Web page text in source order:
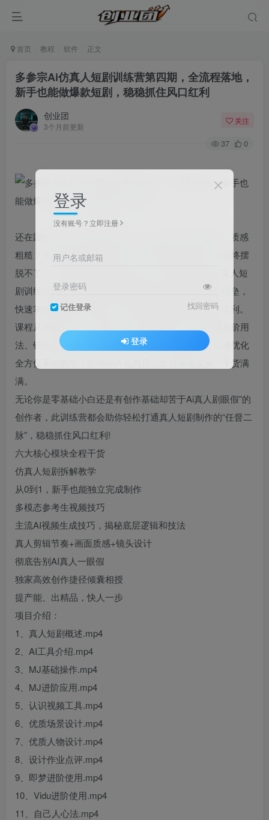
首页 教程 软件 正文
多参宗Ai仿真人短剧训练营第四期，全流程落地，
新手也能做爆款短剧，稳稳抓住风口红利
创业团
3个月前更新
关注
37 0
还在困扰AI真人短剧人物僵硬、眼神违和、画面虚假、质感
粗糙？无论你是纯零基础小白，还是有创作基础，却始终摆
脱不了「AI真人眼假」的创作痛点；这套多参宗AI仿真人短
剧训练营第四期，帮你彻底打通AI真人短剧制作核心壁垒，
快速掌握全流程创作技法，稳稳抓住AI短剧时代风口红利。
课程从理论认知、工具拆解、人物场景设计，到蒙版高阶用
法、镜头景别、配音音效、剪辑包装、爆款拉片、质感优化
全方位系统教学，拒绝碎片化内容，全程落地实操、干货满
满。
无论你是零基础小白还是有创作基础却苦于Ai真人剧眼假”的
创作者，此训练营都会助你轻松打通真人短剧制作的“任督二
脉”，稳稳抓住风口红利!
六大核心模块全程干货
仿真人短剧拆解教学
从0到1，新手也能独立完成制作
多模态参考生视频技巧
主流AI视频生成技巧，揭秘底层逻辑和技法
真人剪辑节奏+画面质感+镜头设计
彻底告别AI真人一眼假
独家高效创作捷径倾囊相授
提产能、出精品，快人一步
项目介绍：
1、真人短剧概述.mp4
2、AI工具介绍.mp4
3、MJ基础操作.mp4
4、MJ进阶应用.mp4
5、认识视频工具.mp4
6、优质场景设计.mp4
7、优质人物设计.mp4
8、设计作业点评.mp4
9、即梦进阶使用.mp4
10、Vidu进阶使用.mp4
11、自己人心法.mp4
登录
没有账号？立即注册
用户名或邮箱
登录密码
记住登录 找回密码
登录